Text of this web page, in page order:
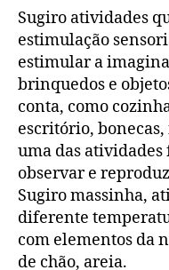
Sugiro atividades
estimulação
estimular a
brinquedos e
conta, como
escritório, bonecas,
uma das atividades
observar e
Sugiro massinha,
diferente
com elementos da
de chão, areia.